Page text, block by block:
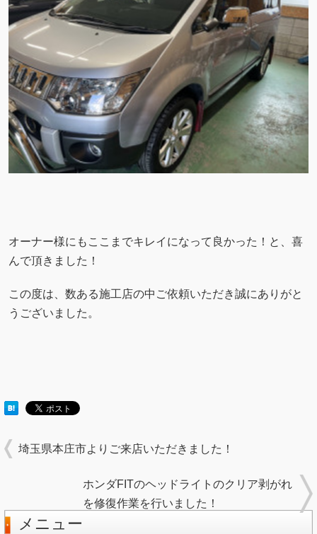
オーナー様にもここまでキレイになって良かった！と、喜
んで頂きました！
この度は、数ある施工店の中ご依頼いただき誠にありがと
うございました。
埼玉県本庄市よりご来店いただきました！
ホンダFITのヘッドライトのクリア剥がれ
を修復作業を行いました！
メニュー